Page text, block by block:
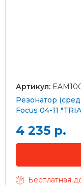
Артикул:
Резонатор
Focus 04-11
4 235 р.
Бесплатная